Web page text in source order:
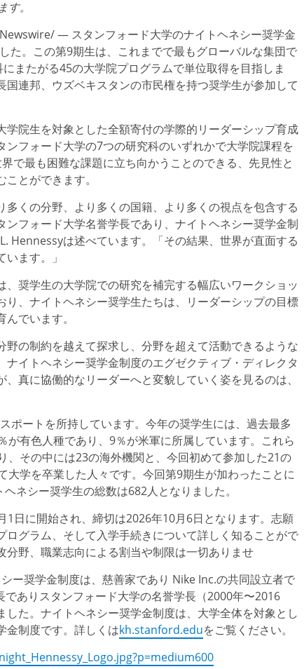
。
— スタンフォード大学のナイトヘネシー奨学金
た。この第9期生は、これまでで最もグローバルな集団で
またがる45の大学院プログラムで単位取得を目指しま
連邦、ウズベキスタンの市民権を持つ奨学生が参加して
院生を対象とした全額寄付の学際的リーダーシップ育成
フォード大学の7つの研究科のいずれかで大学院課程を
で最も困難な課題に立ち向かうことのできる、先見性と
とができます。
多くの分野、より多くの国籍、より多くの視点を包含する
フォード大学名誉学長であり、ナイトヘネシー奨学金制
Hennessyは述べています。「その結果、世界が直面する
ます。」
、奨学生の大学院での研究を補完する幅広いワークショッ
、ナイトヘネシー奨学生たちは、リーダーシップの目標
でいます。
野の制約を越えて探求し、分野を超えて活動できるような
イトヘネシー奨学金制度のエグゼクティブ・ディレクタ
真に協働的なリーダーへと変貌していく姿を見るのは、
ポートを所持しています。今年の奨学生には、過去最多
有色人種であり、9％が米軍に所属しています。これら
その中には23の海外機関と、今回初めて参加した21の
学を卒業した人々です。今回第9期生が加わったことに
ネシー奨学生の総数は682人となりました。
日に開始され、締切は2026年10月6日となります。志願
グラム、そして入学手続きについて詳しく知ることがで
野、職業志向による割当や制限は一切ありませ
ー奨学金制度は、慈善家であり Nike Inc.の共同設立者で
ありスタンフォード大学の名誉学長（2000年〜2016
た。ナイトヘネシー奨学金制度は、大学全体を対象とし
金制度です。詳しくはkh.stanford.eduをご覧ください。